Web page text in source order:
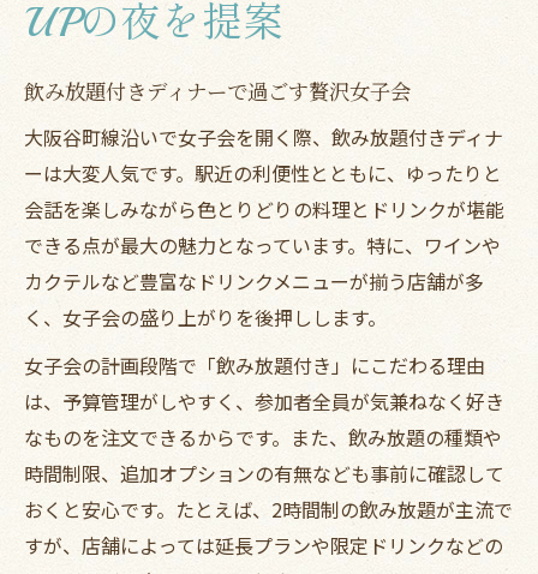
UPの夜を提案
飲み放題付きディナーで過ごす贅沢女子会
大阪谷町線沿いで女子会を開く際、飲み放題付きディナ
ーは大変人気です。駅近の利便性とともに、ゆったりと
会話を楽しみながら色とりどりの料理とドリンクが堪能
できる点が最大の魅力となっています。特に、ワインや
カクテルなど豊富なドリンクメニューが揃う店舗が多
く、女子会の盛り上がりを後押しします。
女子会の計画段階で「飲み放題付き」にこだわる理由
は、予算管理がしやすく、参加者全員が気兼ねなく好き
なものを注文できるからです。また、飲み放題の種類や
時間制限、追加オプションの有無なども事前に確認して
おくと安心です。たとえば、2時間制の飲み放題が主流で
すが、店舗によっては延長プランや限定ドリンクなどの